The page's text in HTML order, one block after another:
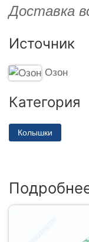
Доставка
Источник
Озон
Категория
Колышки